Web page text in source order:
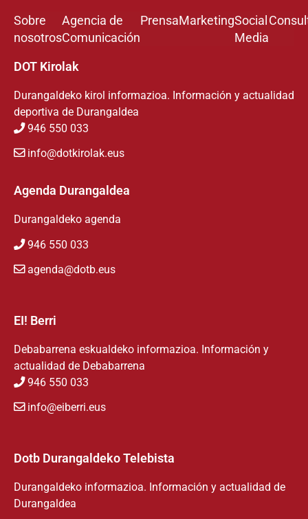
Sobre
nosotros
Agencia de
Comunicación
PrensaMarketingSocial
Media
DOT Kirolak
Durangaldeko kirol informazioa. Información y actualidad
deportiva de Durangaldea
946 550 033
info@dotkirolak.eus
Agenda Durangaldea
Durangaldeko agenda
946 550 033
agenda@dotb.eus
EI! Berri
Debabarrena eskualdeko informazioa. Información y
actualidad de Debabarrena
946 550 033
info@eiberri.eus
Dotb Durangaldeko Telebista
Durangaldeko informazioa. Información y actualidad de
Durangaldea